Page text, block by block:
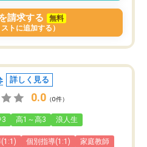
請求する
無料
ストに追加する）
詳しく見る
0.0 （0件）
3 高1～高3 浪人生
個別指導(1:1) 家庭教師